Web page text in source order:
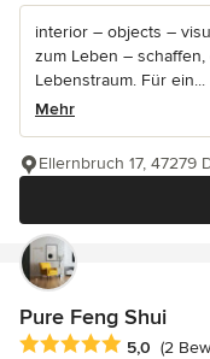
interior – objects –
zum Leben –
Lebenstraum. Für ein...
Mehr
Ellernbruch 17, 47279
Pure Feng Shui
Durchschnittliche
5,0 (2